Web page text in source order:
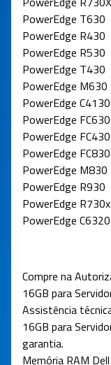
PowerEdge T630
PowerEdge R430
PowerEdge R530
PowerEdge T430
PowerEdge M630
PowerEdge C4130
PowerEdge FC630
PowerEdge FC430
PowerEdge FC830
PowerEdge M830
PowerEdge R930
PowerEdge
PowerEdge C6320
Compre na
16GB para
Assistência
16GB para
garantia.
Memória RAM